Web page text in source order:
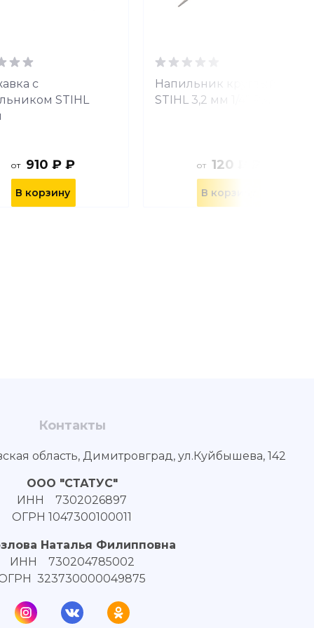
с
STIHL
от 910 ₽ ₽
В корзину
Напильник круглый
STIHL 3,2 мм 1/4" РМ
от 120 ₽ ₽
В корзину
Контакты
область, Димитровград, ул.Куйбышева, 142
ООО "СТАТУС"
ИНН 7302026897
ОГРН 1047300100011
Наталья Филипповна
ИНН 730204785002
323730000049875